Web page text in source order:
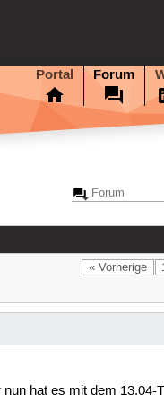
Portal Forum
« Vorherige
hat es mit dem